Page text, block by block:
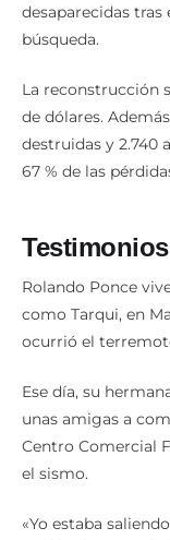
desaparecidas tras
búsqueda.
La reconstrucción
de dólares.
destruidas y 2.740
67 % de las
Testimonios
Rolando Ponce
como Tarqui, en
ocurrió el
Ese día, su
unas amigas a
Centro Comercial
el sismo.
«Yo estaba